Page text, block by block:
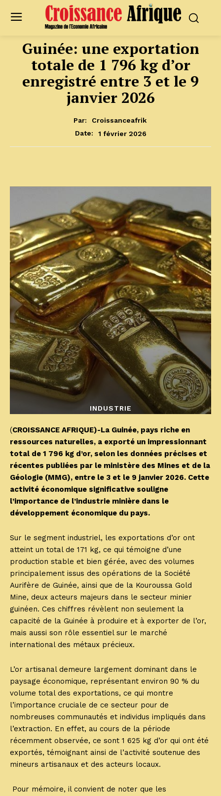
Guinée: une exportation
totale de 1 796 kg d’or
enregistré entre 3 et le 9
janvier 2026
Par:
Croissanceafrik
Date:
1 février 2026
INDUSTRIE
(CROISSANCE AFRIQUE)-La Guinée, pays riche en
ressources naturelles, a exporté un impressionnant
total de 1 796 kg d’or, selon les données précises et
récentes publiées par le ministère des Mines et de la
Géologie (MMG), entre le 3 et le 9 janvier 2026. Cette
activité économique significative souligne
l’importance de l’industrie minière dans le
développement économique du pays.
Sur le segment industriel, les exportations d’or ont
atteint un total de 171 kg, ce qui témoigne d’une
production stable et bien gérée, avec des volumes
principalement issus des opérations de la Société
Aurifère de Guinée, ainsi que de la Kouroussa Gold
Mine, deux acteurs majeurs dans le secteur minier
guinéen. Ces chiffres révèlent non seulement la
capacité de la Guinée à produire et à exporter de l’or,
mais aussi son rôle essentiel sur le marché
international des métaux précieux.
L’or artisanal demeure largement dominant dans le
paysage économique, représentant environ 90 % du
volume total des exportations, ce qui montre
l’importance cruciale de ce secteur pour de
nombreuses communautés et individus impliqués dans
l’extraction. En effet, au cours de la période
récemment observée, ce sont 1 625 kg d’or qui ont été
exportés, témoignant ainsi de l’activité soutenue des
mineurs artisanaux et des acteurs locaux.
Pour mémoire, il convient de noter que les